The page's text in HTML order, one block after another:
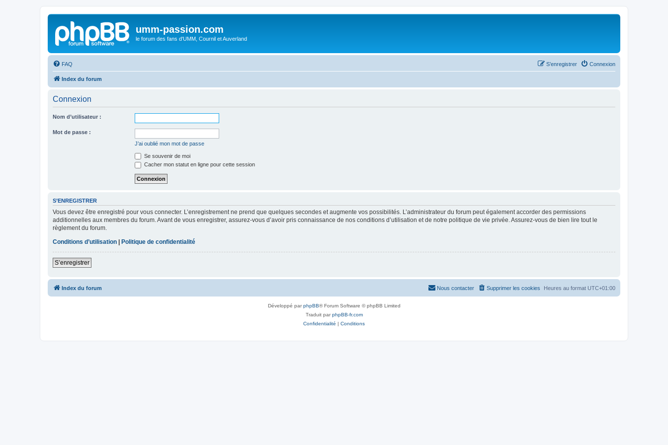
umm-passion.com
le forum des fans d'UMM, Cournil et Auverland
FAQ Connexion
S’enregistrer
Index du forum
Connexion
Nom d’utilisateur :
Mot de passe :
J’ai oublié mon mot de passe
Se souvenir de moi
Cacher mon statut en ligne pour cette session
S’ENREGISTRER
Vous devez être enregistré pour vous connecter. L’enregistrement ne prend que quelques secondes et augmente vos possibilités. L’administrateur du forum peut également accorder des permissions
additionnelles aux membres du forum. Avant de vous enregistrer, assurez-vous d’avoir pris connaissance de nos conditions d’utilisation et de notre politique de vie privée. Assurez-vous de bien lire tout le
règlement du forum.
Conditions d’utilisation
Politique de confidentialité
S’enregistrer
Index du forum Heures au format UTC+01:00
Supprimer les cookies
Nous contacter
Développé parphpBB® Forum Software © phpBB Limited
Traduit parphpBB-fr.com
Confidentialité | Conditions